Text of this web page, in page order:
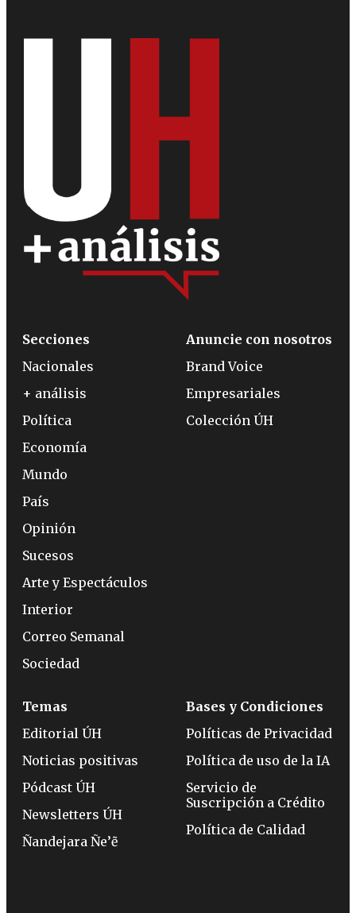
Secciones
Nacionales
+ análisis
Política
Economía
Mundo
País
Opinión
Sucesos
Arte y Espectáculos
Interior
Correo Semanal
Sociedad
Anuncie con nosotros
Brand Voice
Empresariales
Colección ÚH
Temas
Editorial ÚH
Noticias positivas
Pódcast ÚH
Newsletters ÚH
Ñandejara Ñe’ẽ
Bases y Condiciones
Políticas de Privacidad
Política de uso de la IA
Servicio de
Suscripción a Crédito
Política de Calidad